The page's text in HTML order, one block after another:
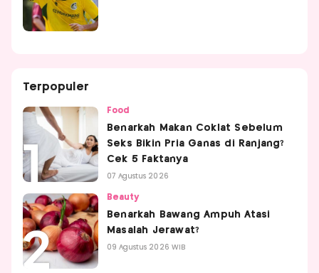
Terpopuler
Food
Benarkah Makan Coklat Sebelum
Seks Bikin Pria Ganas di Ranjang?
Cek 5 Faktanya
07 Agustus 2026
Beauty
Benarkah Bawang Ampuh Atasi
Masalah Jerawat?
09 Agustus 2026 WIB